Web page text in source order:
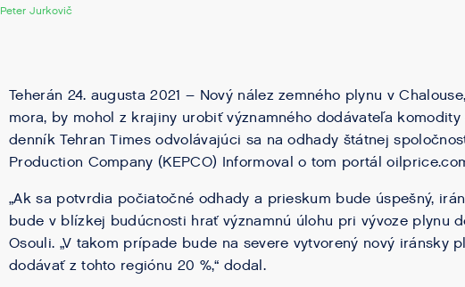
Peter Jurkovič
Teherán 24. augusta 2021 – Nový nález zemného plynu v
mora, by mohol z krajiny urobiť významného dodávateľa
denník Tehran Times odvolávajúci sa na odhady štátnej
Production Company (KEPCO) Informoval o tom portál
„Ak sa potvrdia počiatočné odhady a prieskum bude úspešný,
bude v blízkej budúcnosti hrať významnú úlohu pri vývoze plynu
Osouli. „V takom prípade bude na severe vytvorený nový iránsky
dodávať z tohto regiónu 20 %,“ dodal.